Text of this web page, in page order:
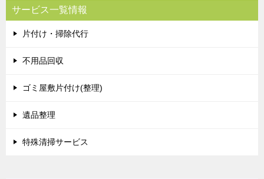
サービス一覧情報
片付け・掃除代行
不用品回収
ゴミ屋敷片付け(整理)
遺品整理
特殊清掃サービス